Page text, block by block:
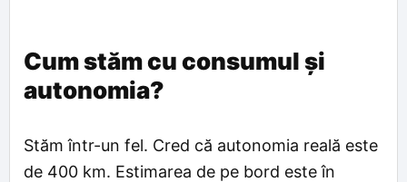
Cum stăm cu consumul și
autonomia?
Stăm într-un fel. Cred că autonomia reală este
de 400 km. Estimarea de pe bord este în